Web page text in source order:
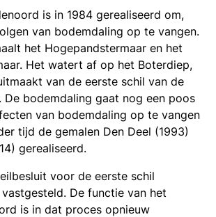
is in 1984 gerealiseerd om,
van bodemdaling op te vangen.
het Hogepandstermaar en het
Het watert af op het Boterdiep,
van de eerste schil van de
De bodemdaling gaat nog een poos
van bodemdaling op te vangen
tijd de gemalen Den Deel (1993)
gerealiseerd.
voor de eerste schil
De functie van het
is in dat proces opnieuw